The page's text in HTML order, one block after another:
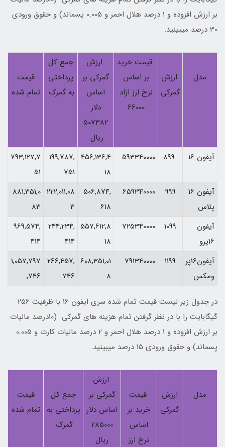
بر ارزش افزوده و 1 درصد هلال احمر و 0.005 پسماند) و حقوق ورودی
30 درصد میبینید.
مدل
ارزش
گمرکی
قیمت خرید
بر اساس
نرخ ارز ازاد
66000
ارزش
گمرکی بر
اساس
دلار
507382
ریال
جمع کل
پرداختی
به گمرک
قیمت
تمام شده
آیفون 16 593340000
456,136,4
18
199,787,
751
793,127,7
51
آیفون 16
پلاس
999
659340000
506,874,
618
222,011,08
3
881,351,0
83
آیفون
16پرو
1099
725340000
557,612,8
18
244,234,
414
969,574,
414
آیفون16پر
ومکس
1199
791340000
608,351,01
8
266,457,
746
1,057,797
,746
در جدول زیر لیست قیمت تمام شده سری ایفون 16 با ظرفیت 256
گیگابایت را با در نظر گرفتن تمام هزینه های گمرکی (10درصد مالیات
بر ارزش افزوده و 1 درصد هلال احمر و 2 درصد مالیات کارت و 0.005
پسماند) و حقوق ورودی 15 درصد میبینید.
مدل
ارزش
گمرکی
قیمت
خرید بر
اساس
نرخ ارز
ارزش
گمرکی بر
اساس دلار
285000
ریال
جمع کل
پرداختی به
گمرک
قیمت
تمام شده